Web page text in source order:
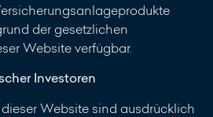
der gesetzlichen
Website verfügbar.
Investoren
Website sind ausdrücklich